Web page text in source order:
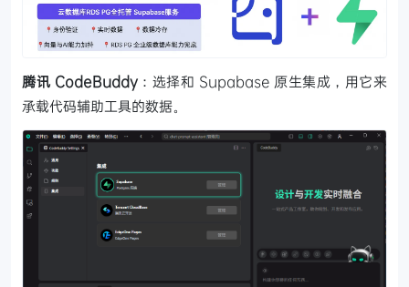
腾讯 CodeBuddy：选择和 Supabase 原生集成，用它来
承载代码辅助工具的数据。